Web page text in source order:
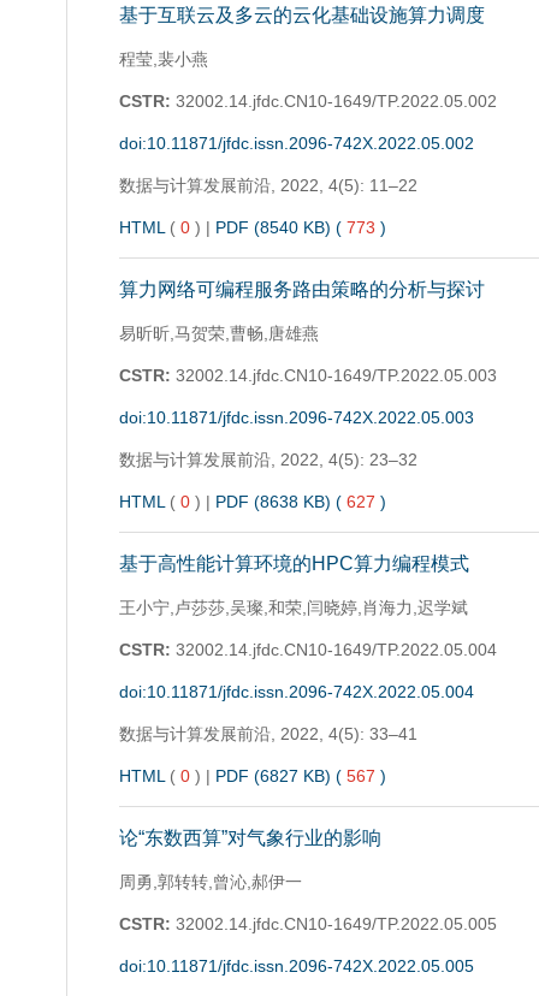
基于互联云及多云的云化基础设施算力调度
程莹,裴小燕
CSTR: 32002.14.jfdc.CN10-1649/TP.2022.05.002
doi:10.11871/jfdc.issn.2096-742X.2022.05.002
数据与计算发展前沿, 2022, 4(5): 11–22
HTML (0) | PDF (8540 KB) (773 )
算力网络可编程服务路由策略的分析与探讨
易昕昕,马贺荣,曹畅,唐雄燕
CSTR: 32002.14.jfdc.CN10-1649/TP.2022.05.003
doi:10.11871/jfdc.issn.2096-742X.2022.05.003
数据与计算发展前沿, 2022, 4(5): 23–32
HTML (0) | PDF (8638 KB) (627 )
基于高性能计算环境的HPC算力编程模式
王小宁,卢莎莎,吴璨,和荣,闫晓婷,肖海力,迟学斌
CSTR: 32002.14.jfdc.CN10-1649/TP.2022.05.004
doi:10.11871/jfdc.issn.2096-742X.2022.05.004
数据与计算发展前沿, 2022, 4(5): 33–41
HTML (0) | PDF (6827 KB) (567 )
论“东数西算”对气象行业的影响
周勇,郭转转,曾沁,郝伊一
CSTR: 32002.14.jfdc.CN10-1649/TP.2022.05.005
doi:10.11871/jfdc.issn.2096-742X.2022.05.005